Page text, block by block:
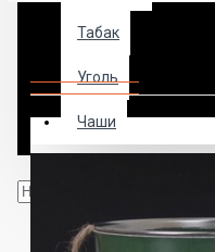
Табак
Уголь
Чаши
Чаша ГКУ 01/04